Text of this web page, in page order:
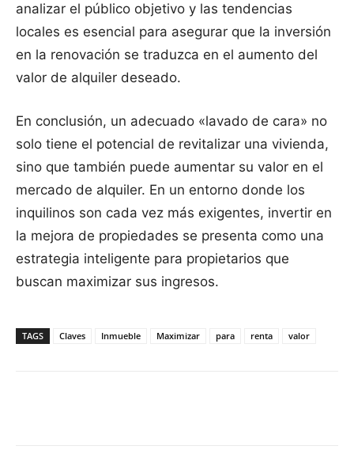
analizar el público objetivo y las tendencias
locales es esencial para asegurar que la inversión
en la renovación se traduzca en el aumento del
valor de alquiler deseado.
En conclusión, un adecuado «lavado de cara» no
solo tiene el potencial de revitalizar una vivienda,
sino que también puede aumentar su valor en el
mercado de alquiler. En un entorno donde los
inquilinos son cada vez más exigentes, invertir en
la mejora de propiedades se presenta como una
estrategia inteligente para propietarios que
buscan maximizar sus ingresos.
TAGS Claves Inmueble Maximizar para renta valor